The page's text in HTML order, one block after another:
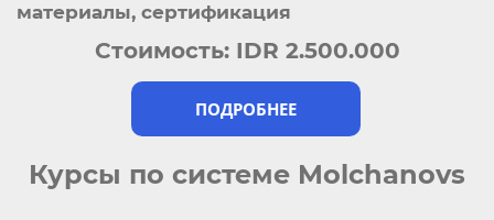
материалы, сертификация
ПОДРОБНЕЕ
Стоимость: IDR 2.500.000
Курсы по системе Molchanovs